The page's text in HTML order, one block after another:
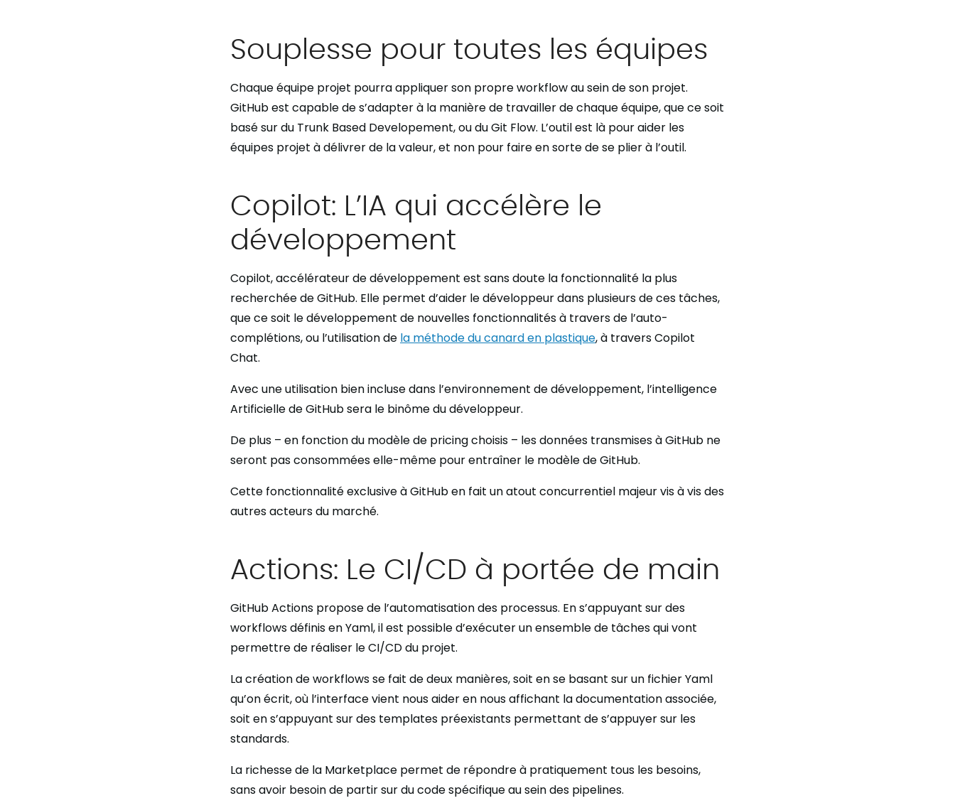
Souplesse pour toutes les équipes
Chaque équipe projet pourra appliquer son propre workflow au sein de son projet.
GitHub est capable de s’adapter à la manière de travailler de chaque équipe, que ce soit
basé sur du Trunk Based Developement, ou du Git Flow. L’outil est là pour aider les
équipes projet à délivrer de la valeur, et non pour faire en sorte de se plier à l’outil.
Copilot: L’IA qui accélère le
développement
Copilot, accélérateur de développement est sans doute la fonctionnalité la plus
recherchée de GitHub. Elle permet d’aider le développeur dans plusieurs de ces tâches,
que ce soit le développement de nouvelles fonctionnalités à travers de l’auto-
complétions, ou l’utilisation de la méthode du canard en plastique, à travers Copilot
Chat.
Avec une utilisation bien incluse dans l’environnement de développement, l’intelligence
Artificielle de GitHub sera le binôme du développeur.
De plus – en fonction du modèle de pricing choisis – les données transmises à GitHub ne
seront pas consommées elle-même pour entraîner le modèle de GitHub.
Cette fonctionnalité exclusive à GitHub en fait un atout concurrentiel majeur vis à vis des
autres acteurs du marché.
Actions: Le CI/CD à portée de main
GitHub Actions propose de l’automatisation des processus. En s’appuyant sur des
workflows définis en Yaml, il est possible d’exécuter un ensemble de tâches qui vont
permettre de réaliser le CI/CD du projet.
La création de workflows se fait de deux manières, soit en se basant sur un fichier Yaml
qu’on écrit, où l’interface vient nous aider en nous affichant la documentation associée,
soit en s’appuyant sur des templates préexistants permettant de s’appuyer sur les
standards.
La richesse de la Marketplace permet de répondre à pratiquement tous les besoins,
sans avoir besoin de partir sur du code spécifique au sein des pipelines.